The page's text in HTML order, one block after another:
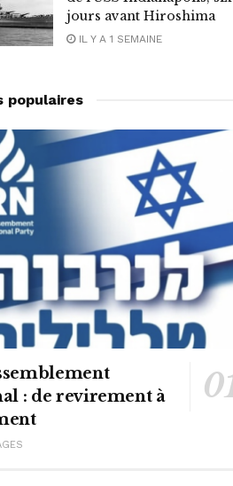
jours avant Hiroshima
IL Y A 1 SEMAINE
populaires
: de revirement à